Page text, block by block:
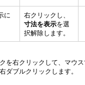
に
右クリックし、
寸法を表示を選
択解除します。
を右クリックして、マウ
ダブルクリックします。